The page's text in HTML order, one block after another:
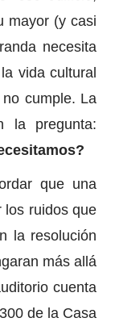
mayor (y casi
necesita
vida cultural
cumple. La
la pregunta:
que una
los ruidos que
la resolución
más allá
cuenta
de la Casa